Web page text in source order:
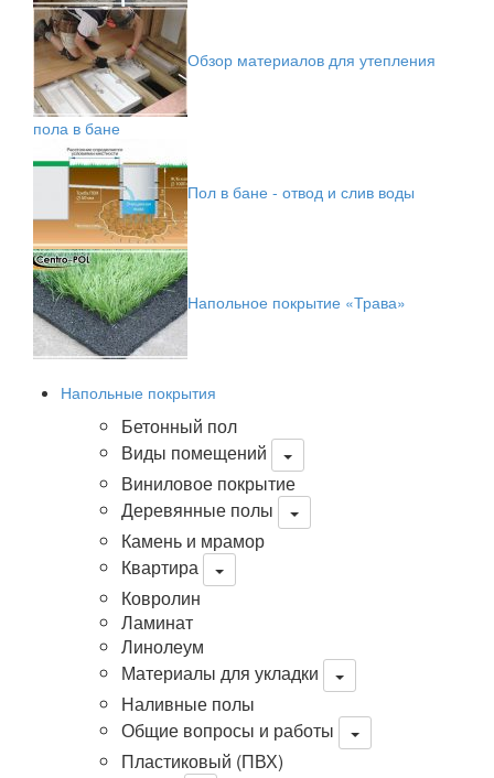
Обзор материалов для утепления
пола в бане
Пол в бане - отвод и слив воды
Напольное покрытие «Трава»
Напольные покрытия
Бетонный пол
Виды помещений
Виниловое покрытие
Деревянные полы
Камень и мрамор
Квартира
Ковролин
Ламинат
Линолеум
Материалы для укладки
Наливные полы
Общие вопросы и работы
Пластиковый (ПВХ)